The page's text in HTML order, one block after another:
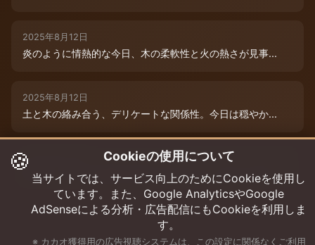
2025年8月12日
炎のように情熱的な今日、木の柔軟性と火の熱さが見事...
2025年8月12日
土と木の絡み合う、デリケートな関係性。今日は穏やか...
2025年8月12日
本日は、木と水の絶妙な相生エネルギーが、あなたの可...
🍪 Cookieの使用について
当サイトでは、サービス向上のためにCookieを使用し
ています。また、Google AnalyticsやGoogle
AdSenseによる分析・広告配信にもCookieを利用しま
す。
※ カカオ獲得用の広告視聴システムは、この設定に関係なくご利用